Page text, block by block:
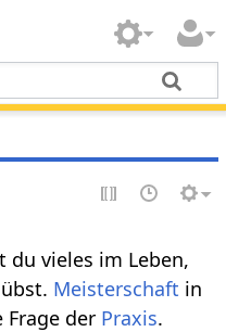
du vieles im Leben,
Meisterschaft in
Frage der Praxis.